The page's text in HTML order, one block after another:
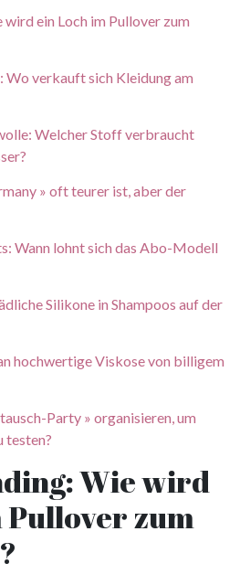
ein Loch im Pullover zum
Wo verkauft sich Kleidung am
Welcher Stoff verbraucht
» oft teurer ist, aber der
Wann lohnt sich das Abo-Modell
Silikone in Shampoos auf der
hochwertige Viskose von billigem
Party » organisieren, um
testen?
Wie wird
Pullover zum